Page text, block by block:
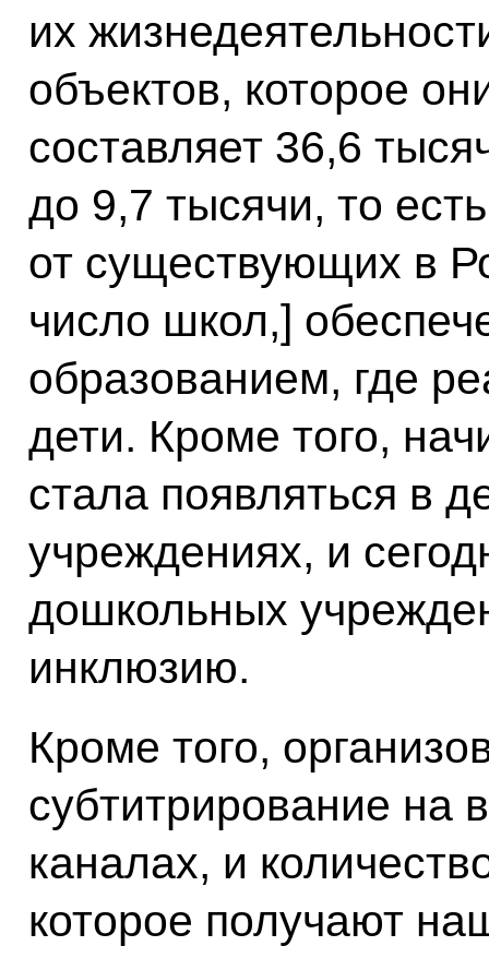
их
объектов, которое
составляет 36,6
до 9,7 тысячи, то
от существующих в
число школ,]
образованием, где
дети. Кроме того,
стала появляться в
учреждениях, и
дошкольных
инклюзию.
Кроме того,
субтитрирование на
каналах, и
которое получают